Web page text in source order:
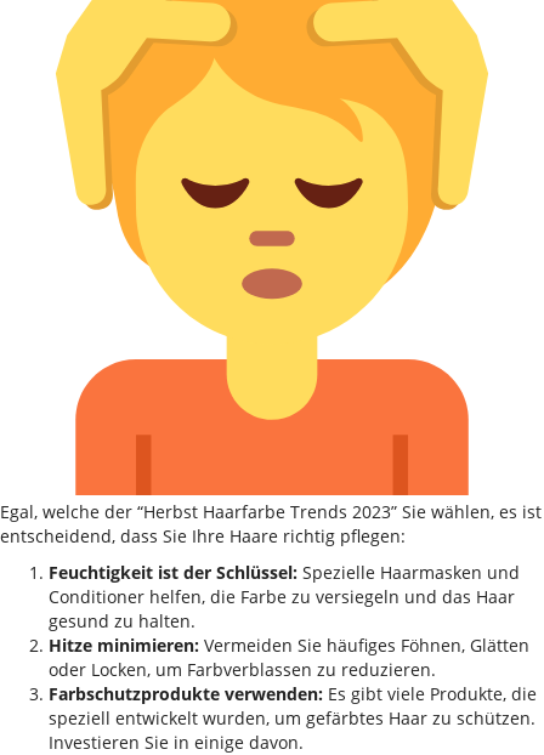
Egal, welche der “Herbst Haarfarbe Trends 2023” Sie wählen, es ist
entscheidend, dass Sie Ihre Haare richtig pflegen:
Feuchtigkeit ist der Schlüssel: Spezielle Haarmasken und
Conditioner helfen, die Farbe zu versiegeln und das Haar
gesund zu halten.
Hitze minimieren: Vermeiden Sie häufiges Föhnen, Glätten
oder Locken, um Farbverblassen zu reduzieren.
Farbschutzprodukte verwenden: Es gibt viele Produkte, die
speziell entwickelt wurden, um gefärbtes Haar zu schützen.
Investieren Sie in einige davon.